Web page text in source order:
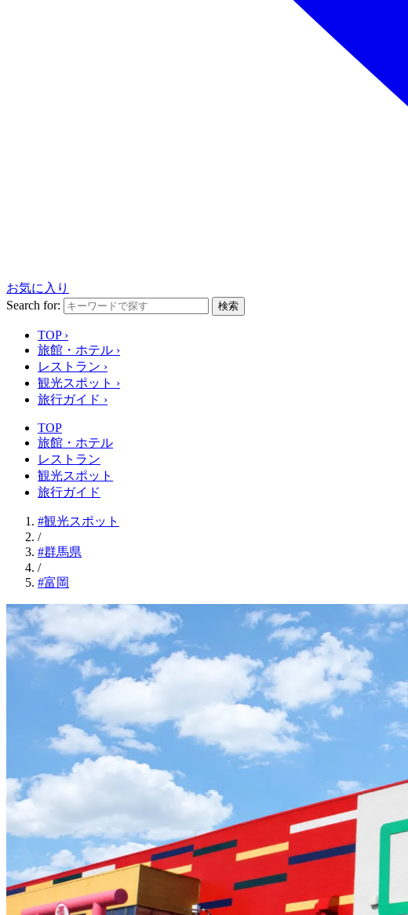
お気に入り
Search for:
検索
TOP ›
旅館・ホテル ›
レストラン ›
観光スポット ›
旅行ガイド ›
TOP
旅館・ホテル
レストラン
観光スポット
旅行ガイド
#観光スポット
/
#群馬県
/
#富岡